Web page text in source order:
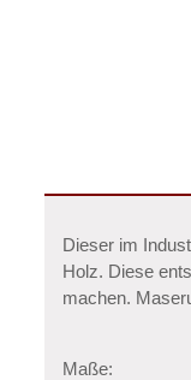
Dieser im
Holz. Diese
machen.
Maße: